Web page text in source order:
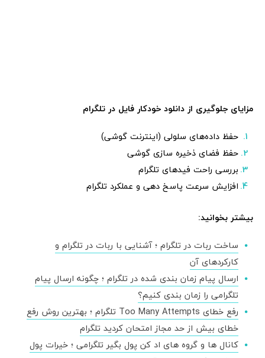
مزایای جلوگیری از دانلود خودکار فایل در تلگرام
حفظ داده‌های سلولی (اینترنت گوشی)
حفظ فضای ذخیره سازی گوشی
بررسی راحت فیدهای تلگرام
افزایش سرعت پاسخ دهی و عملکرد تلگرام
بیشتر بخوانید:
ساخت ربات در تلگرام ؛ آشنایی با ربات در تلگرام و
کارکردهای آن
ارسال پیام زمان بندی شده در تلگرام ؛ چگونه ارسال پیام
تلگرامی را زمان بندی کنیم؟
رفع خطای Too Many Attempts تلگرام ؛ بهترین روش رفع
خطای بیش از حد مجاز امتحان کردید تلگرام
کانال ها و گروه های اد کن پول بگیر تلگرامی ؛ خیرات پول